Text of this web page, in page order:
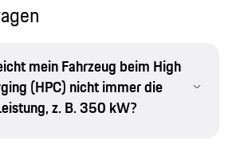
mein Fahrzeug beim High
(HPC) nicht immer die
z. B. 350 kW?